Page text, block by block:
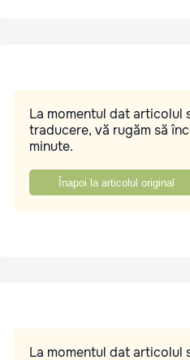
La momentul dat articolul
traducere, vă rugăm să
minute.
Înapoi la articolul original
La momentul dat articolul